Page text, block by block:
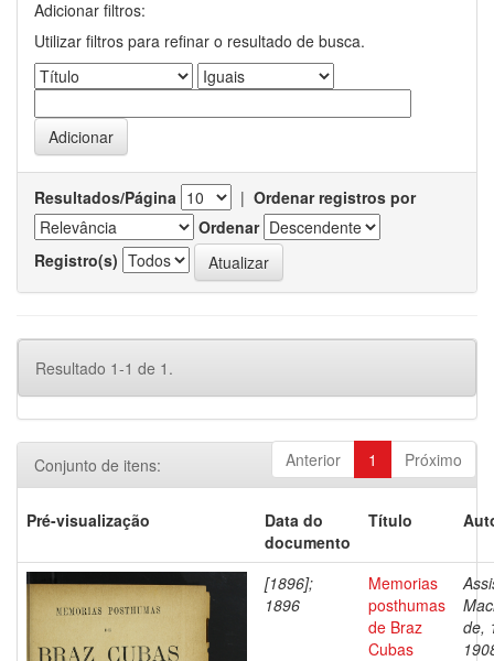
Adicionar filtros:
Utilizar filtros para refinar o resultado de busca.
Resultados/Página | Ordenar registros por
Ordenar
Registro(s)
Resultado 1-1 de 1.
Anterior 1 Próximo
Conjunto de itens:
Pré-visualização
Data do
documento
Título
[1896];
1896
Memorias
posthumas
de Braz
Cubas
de,